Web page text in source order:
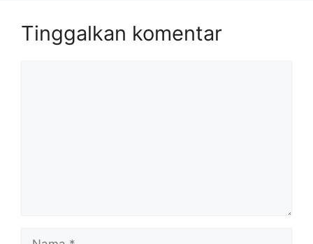
Tinggalkan komentar